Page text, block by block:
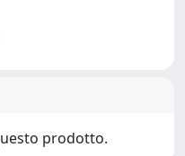
prodotto.